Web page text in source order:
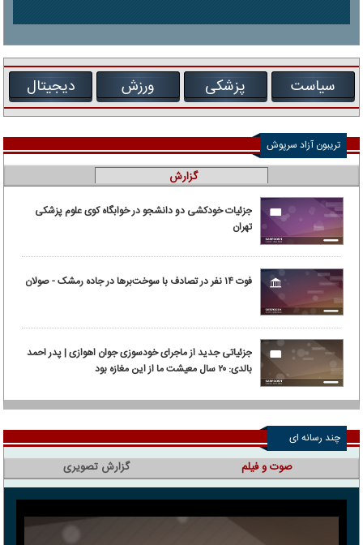
سیاست پزشکی ورزش دیجیتال
تریبون آزاد سرپوش
گزارش
جزئیات خودکشی دو دانشجو در خوابگاه کوی علوم پزشکی
تهران
فوت ۱۴ نفر در تصادف با سوخت‌برها در جاده رمشک - صولان
جزئیاتی جدید از ماجرای خودسوزی جوان اهوازی | پدر احمد
بالدی: ۲۰ سال معیشت ما از این مغازه بود
چند رسانه ای
صوت و فیلم گزارش تصویری